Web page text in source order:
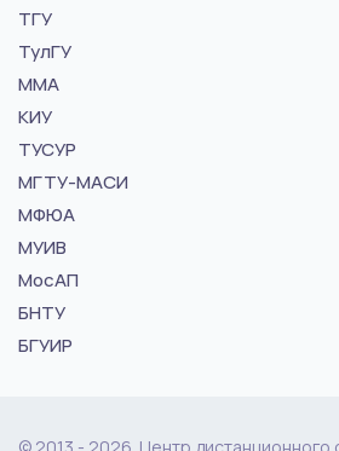
ТГУ
ТулГУ
ММА
КИУ
ТУСУР
МГТУ-МАСИ
МФЮА
МУИВ
МосАП
БНТУ
БГУИР